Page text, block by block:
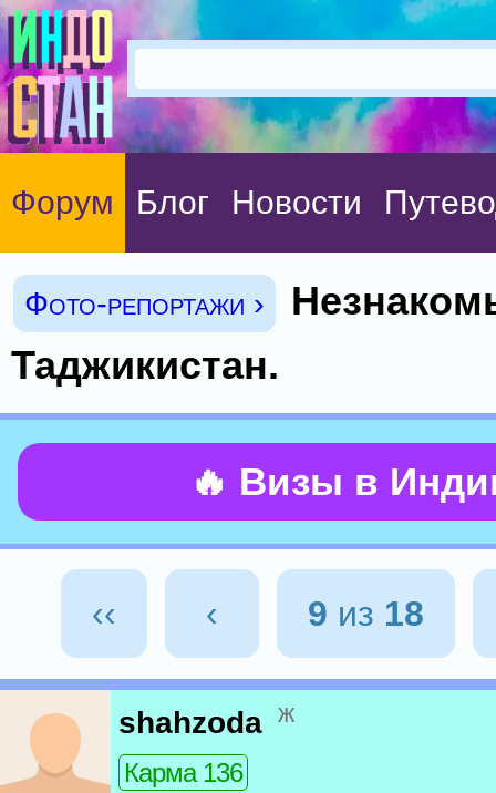
Форум Блог Новости
Фото-репортажи ›
Таджикистан.
🔥 Визы в
‹‹ ‹ 9 из 18
shahzoda ж
Карма 136